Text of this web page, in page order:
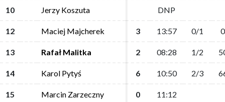
10 Jerzy Koszuta DNP
12 Maciej Majcherek 3 13:57 0/1
13 Rafał Malitka 2 08:28 1/2
14 Karol Pytyś 6 10:50 2/3
15 Marcin Zarzeczny 0 11:12
10 Jerzy Koszuta DNP
12 Maciej Majcherek 3 13:57 0/1
13 Rafał Malitka 2 08:28 1/2
14 Karol Pytyś 6 10:50 2/3
15 Marcin Zarzeczny 0 11:12